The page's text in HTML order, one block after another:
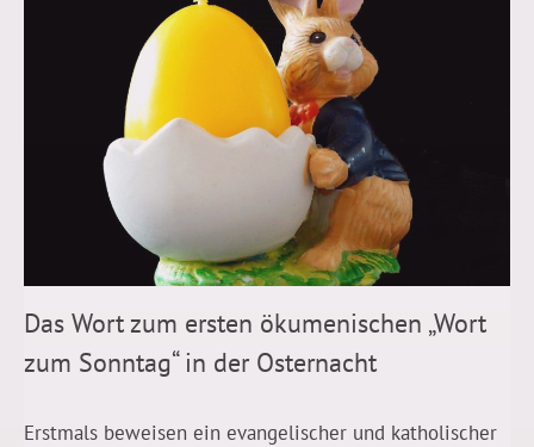
Das Wort zum ersten ökumenischen „Wort
zum Sonntag“ in der Osternacht
Erstmals beweisen ein evangelischer und katholischer